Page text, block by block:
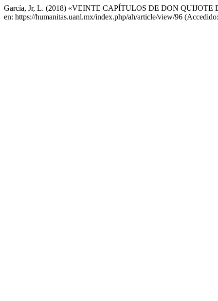
García, Jr, L. (2018) «VEINTE CAPÍTULOS DE DON
en: https://humanitas.uanl.mx/index.php/ah/article/view/96